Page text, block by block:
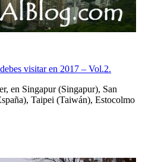
visitar en 2017 – Vol.2.
en Singapur (Singapur), San
Taipei (Taiwán), Estocolmo